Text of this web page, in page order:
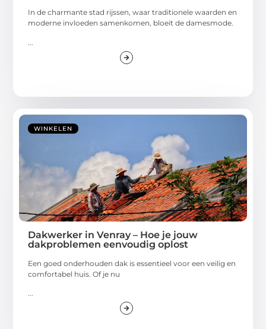
In de charmante stad rijssen, waar traditionele waarden en
moderne invloeden samenkomen, bloeit de damesmode.
WINKELEN
Dakwerker in Venray – Hoe je jouw
dakproblemen eenvoudig oplost
Een goed onderhouden dak is essentieel voor een veilig en
comfortabel huis. Of je nu